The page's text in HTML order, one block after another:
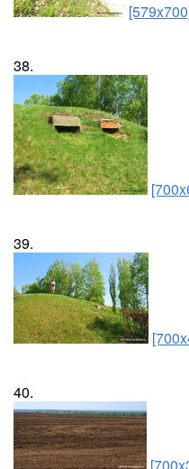
38.
39.
40.